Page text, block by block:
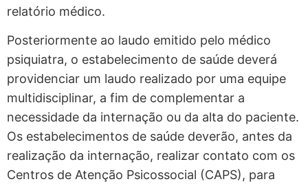
relatório médico.
Posteriormente ao laudo emitido pelo médico
psiquiatra, o estabelecimento de saúde deverá
providenciar um laudo realizado por uma equipe
multidisciplinar, a fim de complementar a
necessidade da internação ou da alta do paciente.
Os estabelecimentos de saúde deverão, antes da
realização da internação, realizar contato com os
Centros de Atenção Psicossocial (CAPS), para